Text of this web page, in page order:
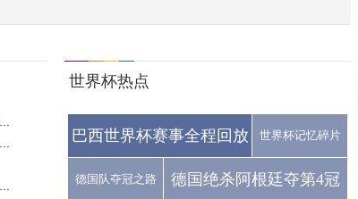
世界杯热点
巴西世界杯赛事全程回放 世界杯记忆碎片
德国队夺冠之路 德国绝杀阿根廷夺第4冠